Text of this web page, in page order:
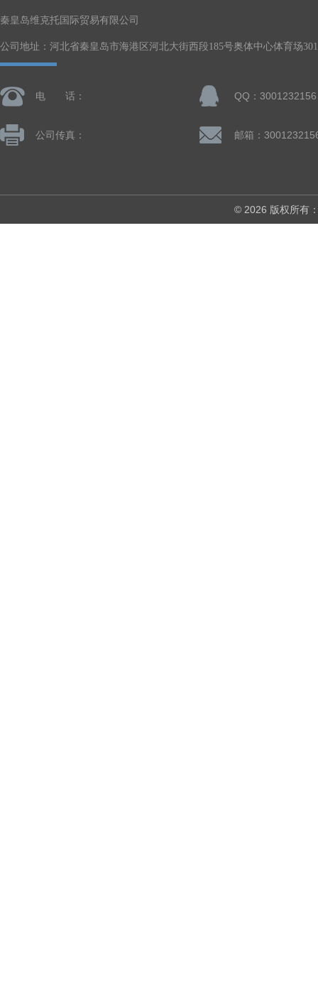
秦皇岛维克托国际贸易有限公司
公司地址：河北省秦皇岛市海港区河北大街西段185号奥体中心体育场
电 话： QQ：3001232156
公司传真： 邮箱：
© 2026 版权所有